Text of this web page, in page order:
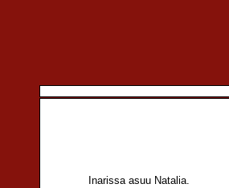
Inarissa asuu Natalia.